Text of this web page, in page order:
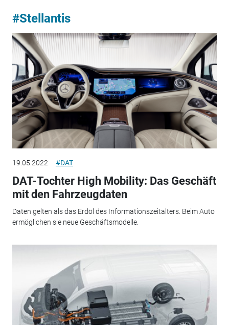
#Stellantis
19.05.2022 #DAT
DAT-Tochter High Mobility: Das Geschäft
mit den Fahrzeugdaten
Daten gelten als das Erdöl des Informationszeitalters. Beim Auto
ermöglichen sie neue Geschäftsmodelle.